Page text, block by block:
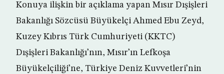
Konuya ilişkin bir açıklama yapan Mısır Dışişleri
Bakanlığı Sözcüsü Büyükelçi Ahmed Ebu Zeyd,
Kuzey Kıbrıs Türk Cumhuriyeti (KKTC)
Dışişleri Bakanlığı’nın, Mısır’ın Lefkoşa
Büyükelçiliği’ne, Türkiye Deniz Kuvvetleri’nin